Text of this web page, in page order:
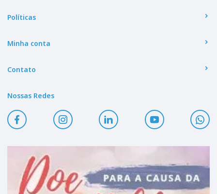
Políticas
Minha conta
Contato
Nossas Redes